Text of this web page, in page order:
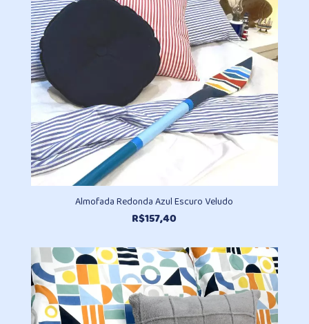
Almofada Redonda Azul Escuro Veludo
R$157,40